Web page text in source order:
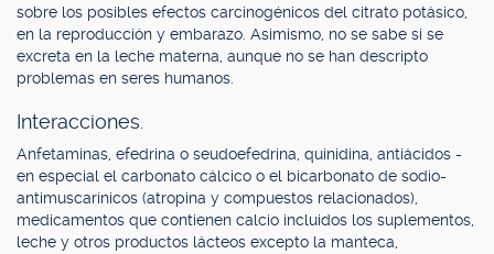
sobre los posibles efectos carcinogénicos del citrato potásico,
en la reproducción y embarazo. Asimismo, no se sabe si se
excreta en la leche materna, aunque no se han descripto
problemas en seres humanos.
Interacciones.
Anfetaminas, efedrina o seudoefedrina, quinidina, antiácidos -
en especial el carbonato cálcico o el bicarbonato de sodio-
antimuscarínicos (atropina y compuestos relacionados),
medicamentos que contienen calcio incluidos los suplementos,
leche y otros productos lácteos excepto la manteca,